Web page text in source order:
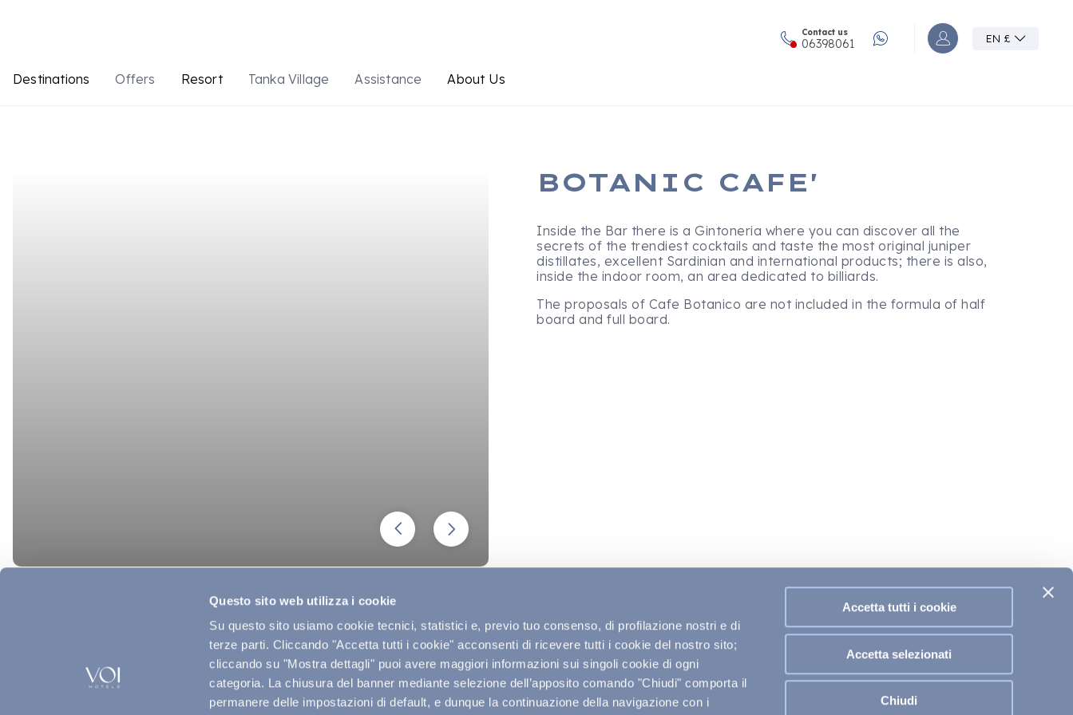
Questo sito web utilizza i cookie
Su questo sito usiamo cookie tecnici, statistici e, previo tuo consenso, di profilazione nostri e di
terze parti. Cliccando "Accetta tutti i cookie" acconsenti di ricevere tutti i cookie del nostro sito;
cliccando su "Mostra dettagli" puoi avere maggiori informazioni sui singoli cookie di ogni
categoria. La chiusura del banner mediante selezione dell’apposito comando "Chiudi" comporta il
permanere delle impostazioni di default, e dunque la continuazione della navigazione con i
Accetta tutti i cookie
Accetta selezionati
Chiudi
Contact us
06398061 Accedi o registrati
EN £
Destinations Offers Resort Tanka Village Assistance About Us
BOTANIC CAFE'
Inside the Bar there is a Gintoneria where you can discover all the
secrets of the trendiest cocktails and taste the most original juniper
distillates, excellent Sardinian and international products; there is also,
inside the indoor room, an area dedicated to billiards.
The proposals of Cafe Botanico are not included in the formula of half
board and full board.